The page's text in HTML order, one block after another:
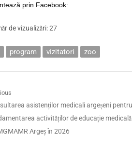
prin Facebook:
de vizualizări:27
program vizitatori zoo
asistenților medicali argeșeni pentru
activităților de educație
Argeș în 2026